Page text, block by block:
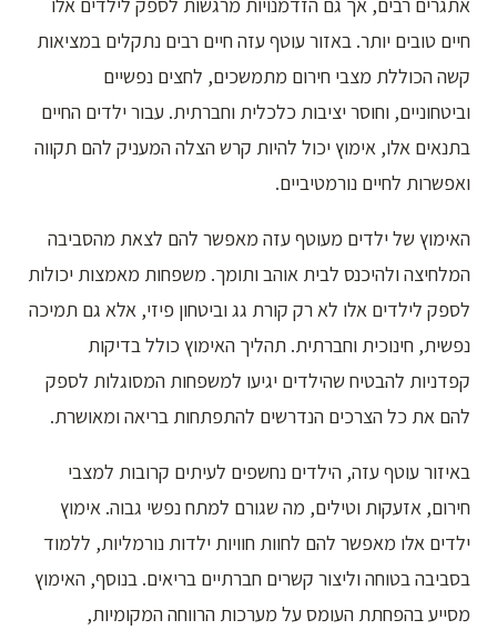
אתגרים רבים, אך גם הזדמנויות מרגשות לספק לילדים אלו
חיים טובים יותר. באזור עוטף עזה חיים רבים נתקלים במציאות
קשה הכוללת מצבי חירום מתמשכים, לחצים נפשיים
וביטחוניים, וחוסר יציבות כלכלית וחברתית. עבור ילדים החיים
בתנאים אלו, אימוץ יכול להיות קרש הצלה המעניק להם תקווה
ואפשרות לחיים נורמטיביים.
האימוץ של ילדים מעוטף עזה מאפשר להם לצאת מהסביבה
המלחיצה ולהיכנס לבית אוהב ותומך. משפחות מאמצות יכולות
לספק לילדים אלו לא רק קורת גג וביטחון פיזי, אלא גם תמיכה
נפשית, חינוכית וחברתית. תהליך האימוץ כולל בדיקות
קפדניות להבטיח שהילדים יגיעו למשפחות המסוגלות לספק
להם את כל הצרכים הנדרשים להתפתחות בריאה ומאושרת.
באיזור עוטף עזה, הילדים נחשפים לעיתים קרובות למצבי
חירום, אזעקות וטילים, מה שגורם למתח נפשי גבוה. אימוץ
ילדים אלו מאפשר להם לחוות חוויות ילדות נורמליות, ללמוד
בסביבה בטוחה וליצור קשרים חברתיים בריאים. בנוסף, האימוץ
מסייע בהפחתת העומס על מערכות הרווחה המקומיות,